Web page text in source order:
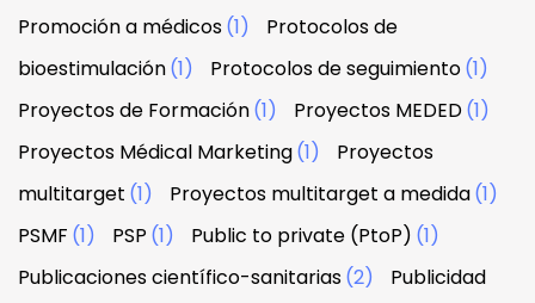
Promoción a médicos(1)
Protocolos de
bioestimulación(1) Protocolos de seguimiento(1)
Proyectos de Formación(1) Proyectos MEDED(1)
Proyectos Médical Marketing(1)
Proyectos
multitarget (1) Proyectos multitarget a medida(1)
PSMF (1) PSP (1) Public to private (PtoP) (1)
Publicaciones científico-sanitarias(2) Publicidad